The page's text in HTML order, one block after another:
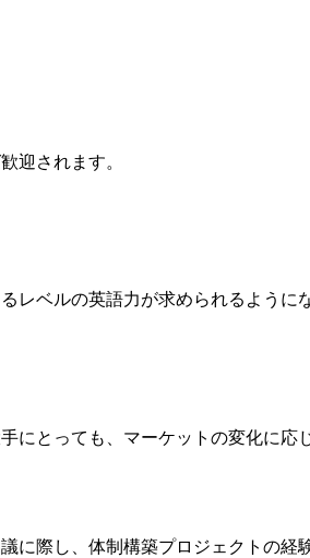
迎されます。
レベルの英語力が求められるように
にとっても、マーケットの変化に応
際し、体制構築プロジェクトの経